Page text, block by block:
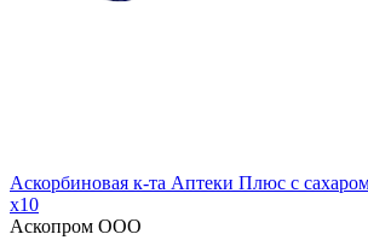
Аскорбиновая к-та Аптеки Плюс с
x10
Аскопром ООО